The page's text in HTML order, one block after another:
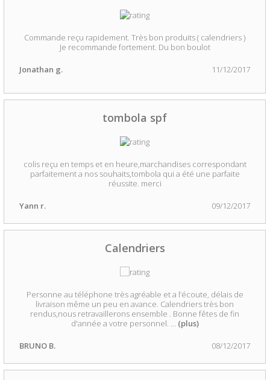
Commande reçu rapidement. Très bon produits ( calendriers )
Je recommande fortement. Du bon boulot
Jonathan g. 11/12/2017
tombola spf
colis reçu en temps et en heure,marchandises correspondant
parfaitement a nos souhaits,tombola qui a été une parfaite
réussite. merci
Yann r. 09/12/2017
Calendriers
Personne au téléphone très agréable et a l’écoute, délais de
livraison même un peu en avance. Calendriers très bon
rendus,nous retravaillerons ensemble . Bonne fêtes de fin
d'année a votre personnel. ... (plus)
BRUNO B. 08/12/2017